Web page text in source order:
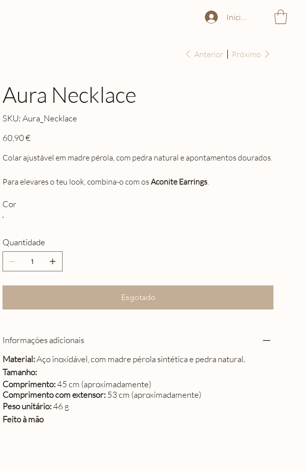
Iniciar sessão
Anterior Próximo
Aura Necklace
SKU:
SKU
Aura_Necklace
Aura_Necklace
Preço
60,90 €
Colar ajustável em madre pérola, com pedra natural e apontamentos dourados.
Para elevares o teu look, combina-o com os Aconite Earrings.
Cor
Quantidade
Esgotado
Informações adicionais
Material:Aço inoxidável, com madre pérola sintética e pedra natural.
Tamanho:
Comprimento:45 cm (aproximadamente)
Comprimento com extensor:53 cm (aproximadamente)
Peso unitário:46 g
Feito à mão